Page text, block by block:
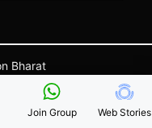
Bharat
Terms and Conditions
Join Group Web Stories